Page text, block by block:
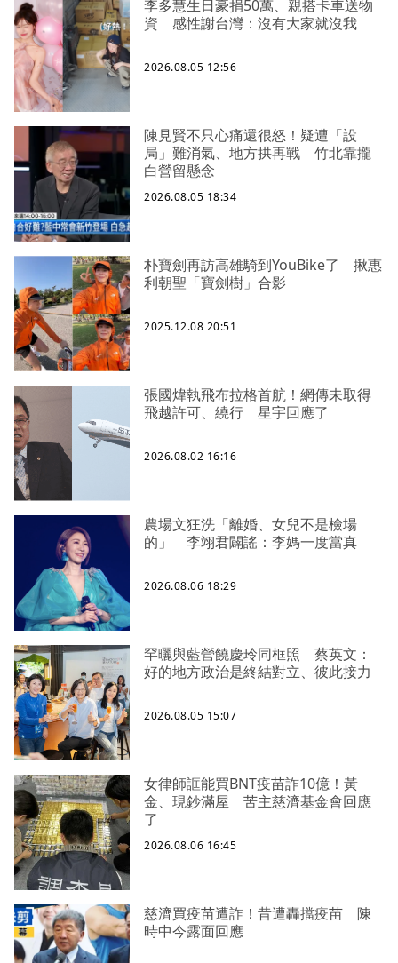
李多慧生日豪捐50萬、親搭卡車送物
資 感性謝台灣：沒有大家就沒我
2026.08.05 12:56
陳見賢不只心痛還很怒！疑遭「設
局」難消氣、地方拱再戰 竹北靠攏
白營留懸念
2026.08.05 18:34
朴寶劍再訪高雄騎到YouBike了 揪惠
利朝聖「寶劍樹」合影
2025.12.08 20:51
張國煒執飛布拉格首航！網傳未取得
飛越許可、繞行 星宇回應了
2026.08.02 16:16
農場文狂洗「離婚、女兒不是檢場
的」 李翊君闢謠：李媽一度當真
2026.08.06 18:29
罕曬與藍營饒慶玲同框照 蔡英文：
好的地方政治是終結對立、彼此接力
2026.08.05 15:07
女律師誆能買BNT疫苗詐10億！黃
金、現鈔滿屋 苦主慈濟基金會回應
了
2026.08.06 16:45
慈濟買疫苗遭詐！昔遭轟擋疫苗 陳
時中今露面回應